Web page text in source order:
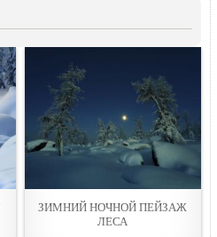
ЗИМНИЙ НОЧНОЙ ПЕЙЗАЖ
ЛЕСА